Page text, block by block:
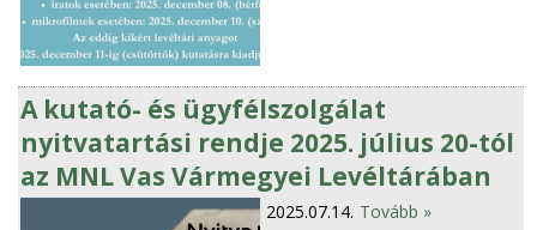
A kutató- és ügyfélszolgálat
nyitvatartási rendje 2025. július 20-tól
az MNL Vas Vármegyei Levéltárában
2025.07.14. Tovább »